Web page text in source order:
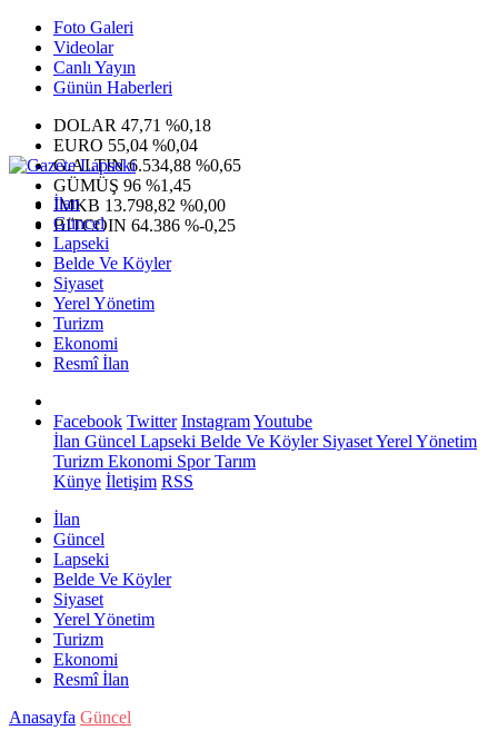
Foto Galeri
Videolar
Canlı Yayın
Günün Haberleri
DOLAR 47,71 %0,18
EURO 55,04 %0,04
G.ALTIN6.534,88 %0,65
GÜMÜŞ 96 %1,45
IMKB 13.798,82 %0,00
BITCOIN 64.386 %-0,25
İlan
Güncel
Lapseki
Belde Ve Köyler
Siyaset
Yerel Yönetim
Turizm
Ekonomi
Resmî İlan
Facebook Twitter InstagramYoutube
İlan Güncel Lapseki Belde Ve KöylerSiyasetYerel Yönetim
Turizm Ekonomi SporTarım
Künye İletişim RSS
İlan
Güncel
Lapseki
Belde Ve Köyler
Siyaset
Yerel Yönetim
Turizm
Ekonomi
Resmî İlan
Anasayfa Güncel